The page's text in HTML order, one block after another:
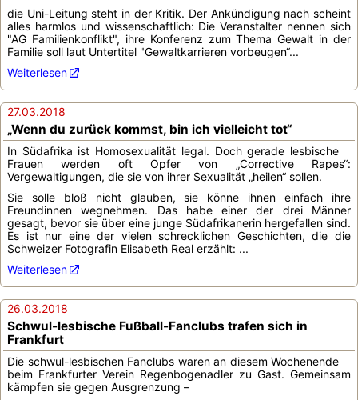
die Uni-Leitung steht in der Kritik. Der Ankündigung nach scheint
alles harmlos und wissenschaftlich: Die Veranstalter nennen sich
"AG Familienkonflikt", ihre Konferenz zum Thema Gewalt in der
Familie soll laut Untertitel "Gewaltkarrieren vorbeugen“...
Weiterlesen
27.03.2018
„Wenn du zurück kommst, bin ich vielleicht tot“
In Südafrika ist Homosexualität legal. Doch gerade lesbische
Frauen werden oft Opfer von „Corrective Rapes“:
Vergewaltigungen, die sie von ihrer Sexualität „heilen“ sollen.
Sie solle bloß nicht glauben, sie könne ihnen einfach ihre
Freundinnen wegnehmen. Das habe einer der drei Männer
gesagt, bevor sie über eine junge Südafrikanerin hergefallen sind.
Es ist nur eine der vielen schrecklichen Geschichten, die die
Schweizer Fotografin Elisabeth Real erzählt: ...
Weiterlesen
26.03.2018
Schwul-lesbische Fußball-Fanclubs trafen sich in
Frankfurt
Die schwul-lesbischen Fanclubs waren an diesem Wochenende
beim Frankfurter Verein Regenbogenadler zu Gast. Gemeinsam
kämpfen sie gegen Ausgrenzung –